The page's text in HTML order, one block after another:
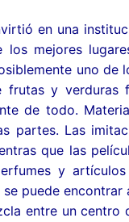
en una
mejores
uno de
y verduras
de todo.
partes. Las
que las
y
puede encontrar
entre un centro